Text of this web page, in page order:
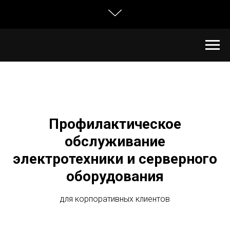
Профилактическое
обслуживание
электротехники и серверного
оборудования
для корпоративных клиентов